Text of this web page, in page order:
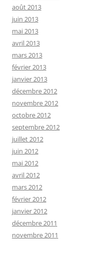
août 2013
juin 2013
mai 2013
avril 2013
mars 2013
février 2013
janvier 2013
décembre 2012
novembre 2012
octobre 2012
septembre 2012
juillet 2012
juin 2012
mai 2012
avril 2012
mars 2012
février 2012
janvier 2012
décembre 2011
novembre 2011